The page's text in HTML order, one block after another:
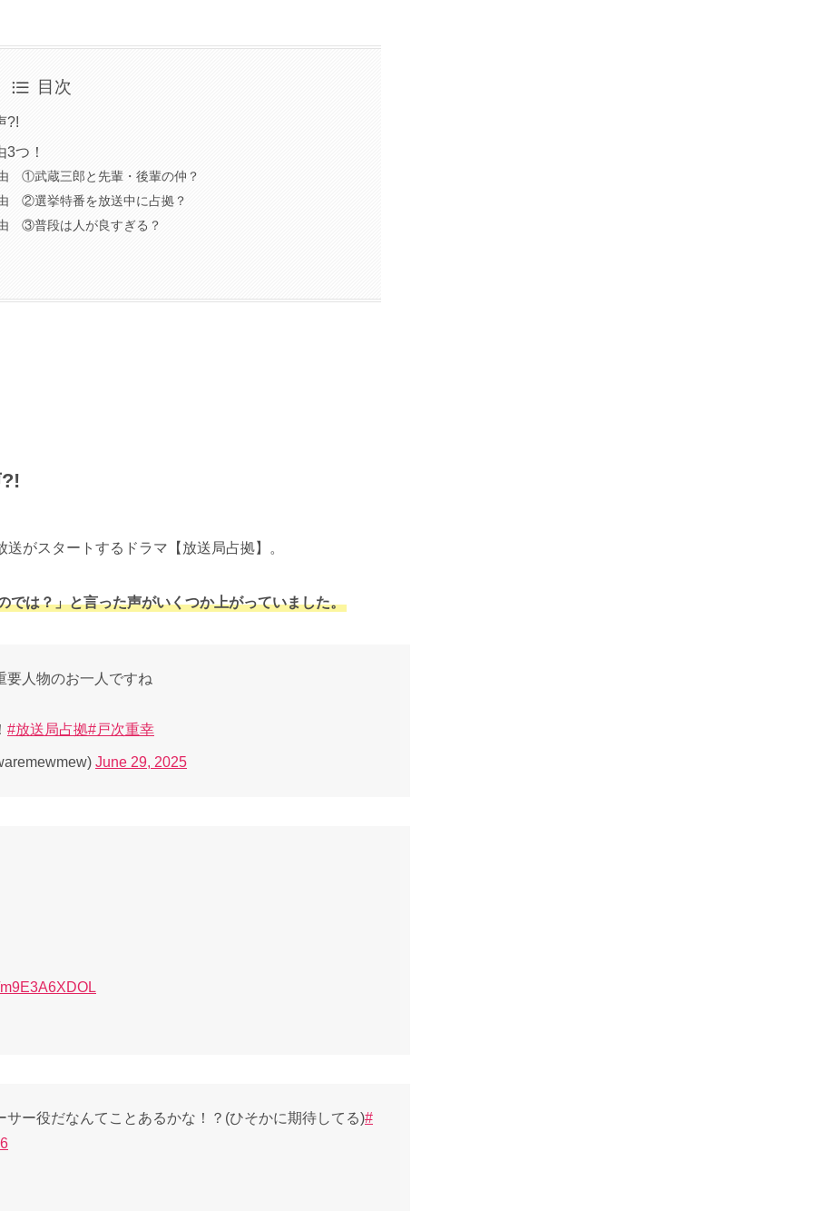
目次
?!
つ！
①武蔵三郎と先輩・後輩の仲？
②選挙特番を放送中に占拠？
③普段は人が良すぎる？
がスタートするドラマ【放送局占拠】。
では？」と言った声がいくつか上がっていました。
要人物のお一人ですね
#放送局占拠#戸次重幸
June 29, 2025
ー役だなんてことあるかな！？(ひそかに期待してる)#